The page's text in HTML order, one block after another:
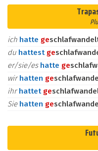
ich hatte ge
du hattest ge
er/sie/es hatte ge
wirhatten ge
ihrhattet ge
Sie hatten ge